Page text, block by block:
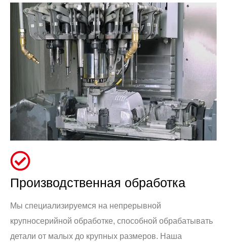
Производственная обработка
Мы специализируемся на непрерывной
крупносерийной обработке, способной обрабатывать
детали от малых до крупных размеров. Наша